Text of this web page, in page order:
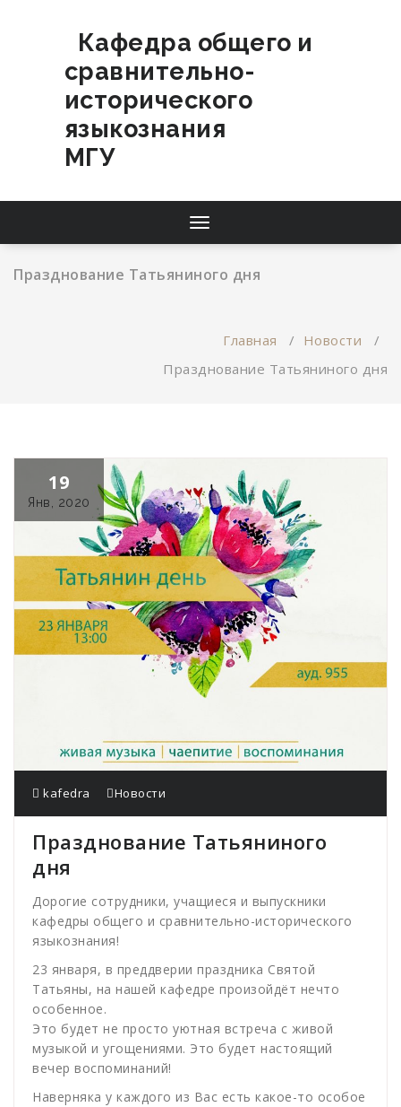
содержимомуКафедра общего и
сравнительно-
исторического
языкознания
МГУ
Переключатель
навигации
Празднование Татьяниного дня
Главная / Новости /
Празднование Татьяниного дня
19
Янв, 2020
kafedra Новости
Празднование Татьяниного
дня
Дорогие сотрудники, учащиеся и выпускники
кафедры общего и сравнительно-исторического
языкознания!
23 января, в преддверии праздника Святой
Татьяны, на нашей кафедре произойдёт нечто
особенное.
Это будет не просто уютная встреча с живой
музыкой и угощениями. Это будет настоящий
вечер воспоминаний!
Наверняка у каждого из Вас есть какое-то особое